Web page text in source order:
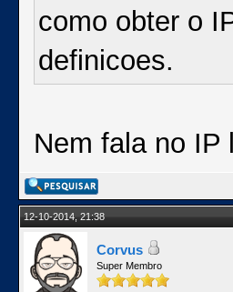
como obter o
definicoes.
Nem fala no IP
12-10-2014, 21:38
Corvus
Super Membro